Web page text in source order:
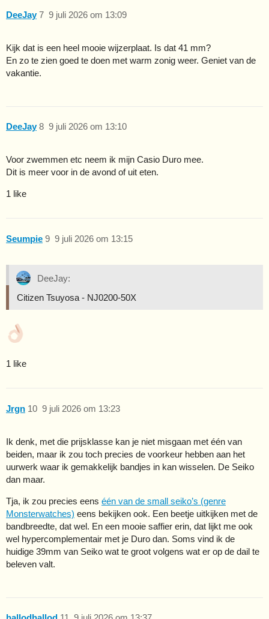
DeeJay 9 juli 2026 om 13:09
7
Kijk dat is een heel mooie wijzerplaat. Is dat 41 mm?
En zo te zien goed te doen met warm zonig weer. Geniet van de
vakantie.
DeeJay 9 juli 2026 om 13:10
8
Voor zwemmen etc neem ik mijn Casio Duro mee.
Dit is meer voor in de avond of uit eten.
1 like
Seumpie 9 juli 2026 om 13:15
9
DeeJay:
Citizen Tsuyosa - NJ0200-50X
1 like
Jrgn 9 juli 2026 om 13:23
10
Ik denk, met die prijsklasse kan je niet misgaan met één van
beiden, maar ik zou toch precies de voorkeur hebben aan het
uurwerk waar ik gemakkelijk bandjes in kan wisselen. De Seiko
dan maar.
Tja, ik zou precies eens één van de small seiko’s (genre
Monsterwatches) eens bekijken ook. Een beetje uitkijken met de
bandbreedte, dat wel. En een mooie saffier erin, dat lijkt me ook
wel hypercomplementair met je Duro dan. Soms vind ik de
huidige 39mm van Seiko wat te groot volgens wat er op de dail te
beleven valt.